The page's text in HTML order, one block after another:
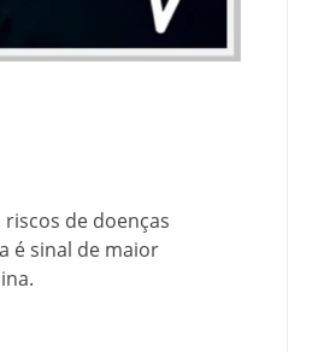
de doenças
é sinal de maior